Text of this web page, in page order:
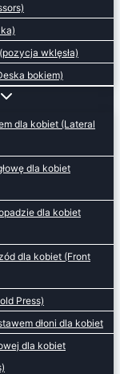
wklęsła)
bokiem)
dla kobiet (Lateral
dla kobiet
dla kobiet
dla kobiet (Front
Press)
dłoni dla kobiet
dla kobiet